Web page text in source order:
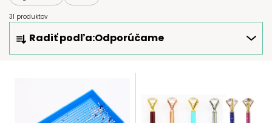
31 produktov
D
Radiť podľa:Odporúčame